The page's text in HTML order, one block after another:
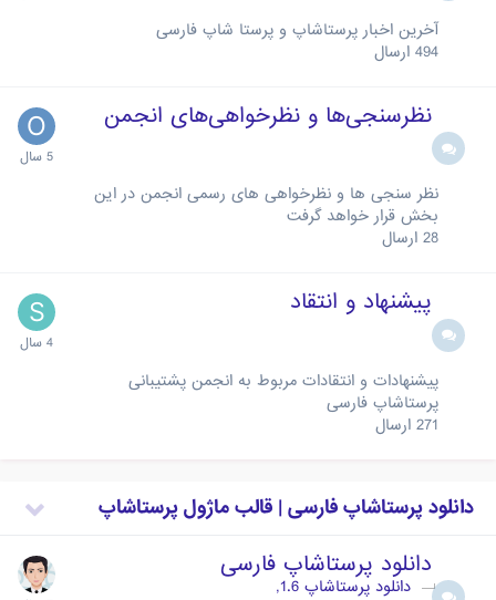
آخرین اخبار پرستاشاپ و پرستا شاپ فارسی
494 ارسال
نظرسنجی‌ها و نظرخواهی‌های انجمن
نظر سنجی ها و نظرخواهی های رسمی انجمن در این
بخش قرار خواهد گرفت
28 ارسال
پیشنهاد و انتقاد
پیشنهادات و انتقادات مربوط به انجمن پشتیبانی
پرستاشاپ فارسی
271 ارسال
دانلود پرستاشاپ فارسی | قالب ماژول پرستاشاپ
دانلود پرستاشاپ فارسی
دانلود پرستاشاپ 1.6